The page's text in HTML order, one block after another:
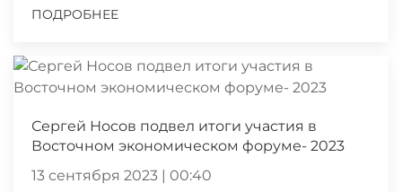
ПОДРОБНЕЕ
Сергей Носов подвел итоги участия в
Восточном экономическом форуме- 2023
13 сентября 2023 | 00:40